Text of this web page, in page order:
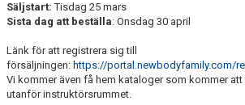
BOKNINGAR
Säljstart: Tisdag 25 mars
Sista dag att beställa: Onsdag 30 april
Länk för att registrera sig till
försäljningen: https://portal.newbodyfamily.com/
Vi kommer även få hem kataloger som kommer
utanför instruktörsrummet.